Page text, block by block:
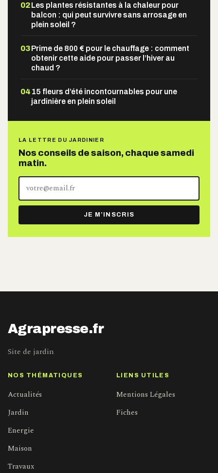
02Les plantes résistantes à la chaleur pour
balcon : qui peut survivre sans arrosage en
plein soleil ?
03Prime de 800 € pour le chauffage : comment
obtenir cette aide pour passer l’hiver au
chaud ?
04 15 fleurs d’été incontournables pour une
jardinière en plein soleil
LA LETTRE DU JARDINIER
Nos conseils de saison, chaque samedi
matin.
Votre
adresse
e-
mail
JE M’INSCRIS
Agrapresse.fr
Site de jardin
NOS THÉMATIQUES
Actualités
Jardin
Energie
Maison
Travaux
LIENS UTILES
Mentions Légales
Fiches